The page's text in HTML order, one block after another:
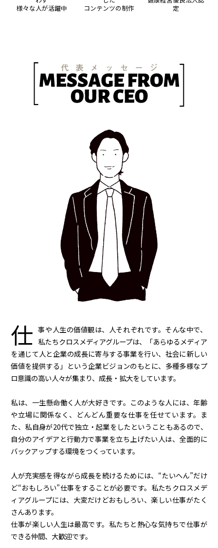
様々な人が活躍中
コンテンツの制作
定
仕 事や人生の価値観は、人それぞれです。そんな中で、
私たちクロスメディアグループは、「あらゆるメディア
を通じて人と企業の成長に寄与する事業を行い、社会に新しい
価値を提供する」という企業ビジョンのもとに、多種多様なプ
ロ意識の高い人々が集まり、成長・拡大をしています。
私は、一生懸命働く人が大好きです。このような人には、年齢
や立場に関係なく、どんどん重要な仕事を任せています。ま
た、私自身が20代で独立・起業をしたということもあるので、
自分のアイデアと行動力で事業を立ち上げたい人は、全面的に
バックアップする環境をつくっています。
人が充実感を得ながら成長を続けるためには、“たいへん”だけ
ど“おもしろい”仕事をすることが必要です。私たちクロスメデ
ィアグループには、大変だけどおもしろい、楽しい仕事がたく
さんあります。
仕事が楽しい人生は最高です。私たちと熱心な気持ちで仕事が
できる仲間、大歓迎です。